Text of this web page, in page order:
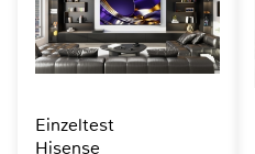
Einzeltest
Hisense